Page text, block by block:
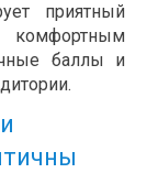
приятный
комфортным
баллы и